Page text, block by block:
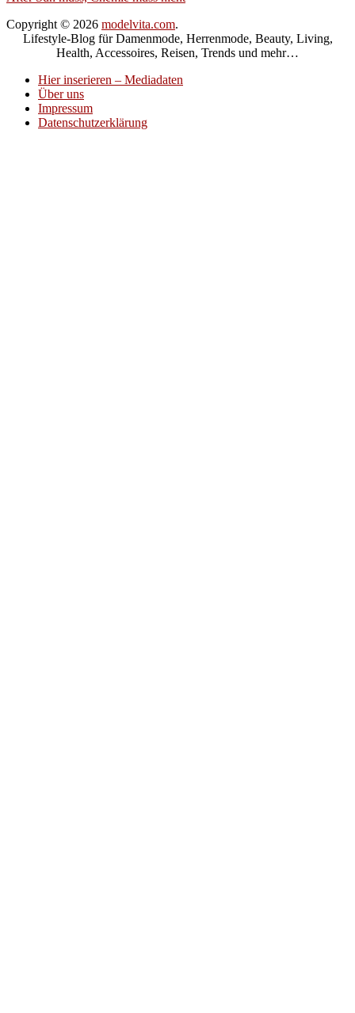
Copyright © 2026 modelvita.com.
Lifestyle-Blog für Damenmode, Herrenmode, Beauty, Living,
Health, Accessoires, Reisen, Trends und mehr…
Hier inserieren – Mediadaten
Über uns
Impressum
Datenschutzerklärung